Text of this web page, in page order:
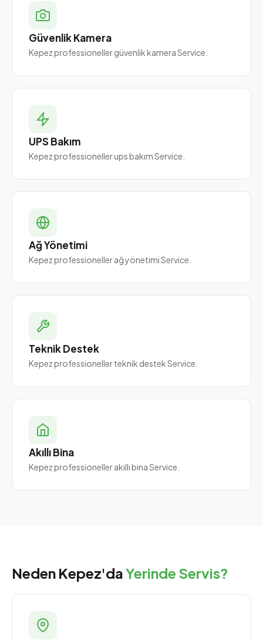
Güvenlik Kamera
Kepez professioneller güvenlik kamera Service.
UPS Bakım
Kepez professioneller ups bakım Service.
Ağ Yönetimi
Kepez professioneller ağ yönetimi Service.
Teknik Destek
Kepez professioneller teknik destek Service.
Akıllı Bina
Kepez professioneller akıllı bina Service.
Neden Kepez'daYerinde Servis?